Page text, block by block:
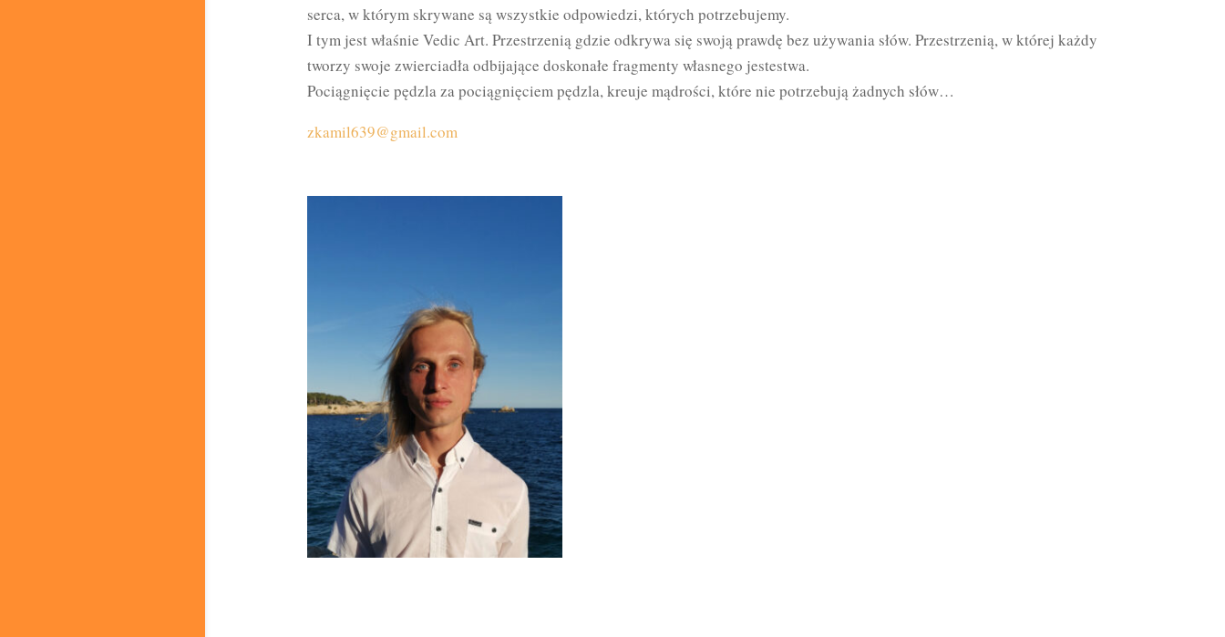
serca, w którym skrywane są wszystkie odpowiedzi, których potrzebujemy.
I tym jest właśnie Vedic Art. Przestrzenią gdzie odkrywa się swoją prawdę bez używania słów. Przestrzenią, w której każdy
tworzy swoje zwierciadła odbijające doskonałe fragmenty własnego jestestwa.
Pociągnięcie pędzla za pociągnięciem pędzla, kreuje mądrości, które nie potrzebują żadnych słów…
zkamil639@gmail.com